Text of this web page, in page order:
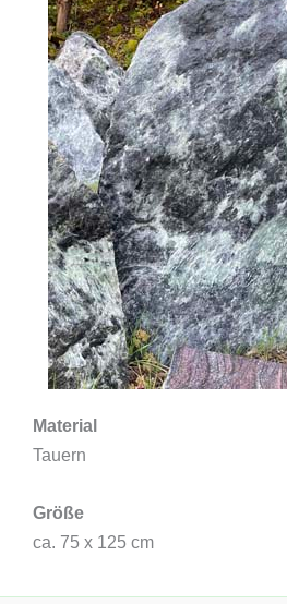
Material
Tauern
Größe
ca. 75 x 125 cm